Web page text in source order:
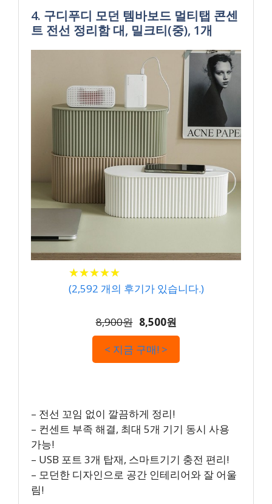
4. 구디푸디 모던 템바보드 멀티탭 콘센
트 전선 정리함 대, 밀크티(중), 1개
★★★★★
★★★★★
(2,592 개의 후기가 있습니다.)
8,900원 8,500원
< 지금 구매! >
– 전선 꼬임 없이 깔끔하게 정리!
– 컨센트 부족 해결, 최대 5개 기기 동시 사용
가능!
– USB 포트 3개 탑재, 스마트기기 충전 편리!
– 모던한 디자인으로 공간 인테리어와 잘 어울
림!